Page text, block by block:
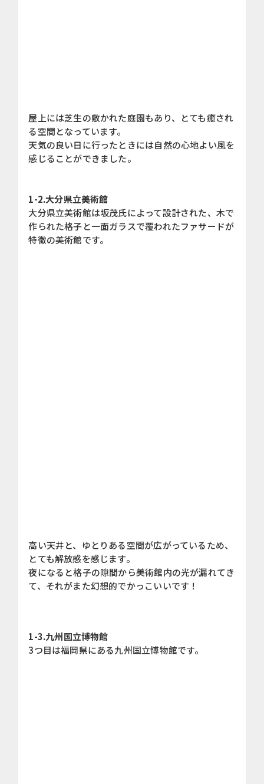
屋上には芝生の敷かれた庭園もあり、とても癒され
る空間となっています。
天気の良い日に行ったときには自然の心地よい風を
感じることができました。
1-2.大分県立美術館
大分県立美術館は坂茂氏によって設計された、木で
作られた格子と一面ガラスで覆われたファサードが
特徴の美術館です。
高い天井と、ゆとりある空間が広がっているため、
とても解放感を感じます。
夜になると格子の隙間から美術館内の光が漏れてき
て、それがまた幻想的でかっこいいです！
1-3.九州国立博物館
3つ目は福岡県にある九州国立博物館です。